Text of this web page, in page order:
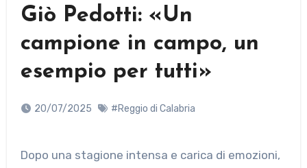
Giò Pedotti: «Un
campione in campo, un
esempio per tutti»
20/07/2025 #Reggio di Calabria
Dopo una stagione intensa e carica di emozioni,